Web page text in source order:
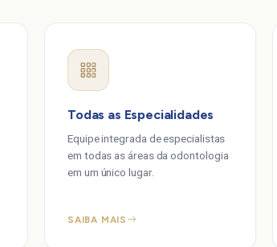
Todas as Especialidades
Equipe integrada de especialistas
em todas as áreas da odontologia
em um único lugar.
SAIBA MAIS